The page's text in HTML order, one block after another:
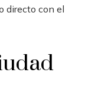
directo con el